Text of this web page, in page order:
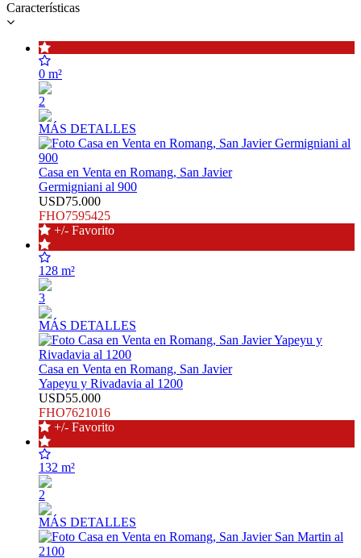
Características
0 m²
2
MÁS DETALLES
Casa en Venta en Romang, San Javier
Germigniani al 900
USD75.000
FHO7595425
+/- Favorito
128 m²
3
MÁS DETALLES
Casa en Venta en Romang, San Javier
Yapeyu y Rivadavia al 1200
USD55.000
FHO7621016
+/- Favorito
132 m²
2
MÁS DETALLES